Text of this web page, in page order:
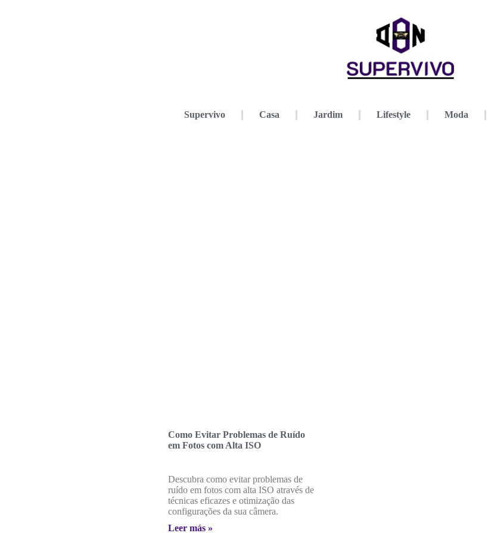
Supervivo Casa Jardim Lifestyle Moda
Como Evitar Problemas de Ruído
em Fotos com Alta ISO
Descubra como evitar problemas de
ruído em fotos com alta ISO através de
técnicas eficazes e otimização das
configurações da sua câmera.
Leer más »